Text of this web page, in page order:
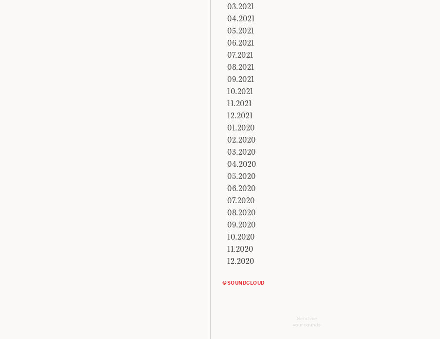
03.2021
04.2021
05.2021
06.2021
07.2021
08.2021
09.2021
10.2021
11.2021
12.2021
01.2020
02.2020
03.2020
04.2020
05.2020
06.2020
07.2020
08.2020
09.2020
10.2020
11.2020
12.2020
@SOUNDCLOUD
Send me
your sounds